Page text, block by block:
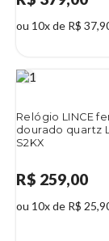
ou 10x de R$
Relógio LINCE
dourado quartz
S2KX
R$ 259,00
ou 10x de R$